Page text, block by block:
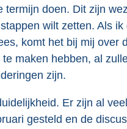
termijn doen. Dit zijn
wilt zetten. Als ik
komt het bij mij over
maken hebben, al
zijn.
Er zijn al
gesteld en de